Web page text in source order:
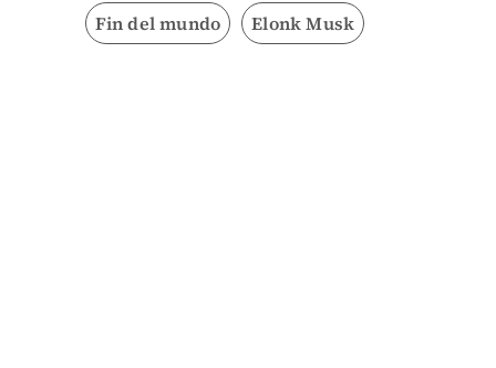
Fin del mundo Elonk Musk